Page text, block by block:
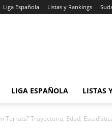
Liga Española Listas y Rankings
LIGA ESPAÑOLA LISTAS
Terrats? Trayectoria, Edad,